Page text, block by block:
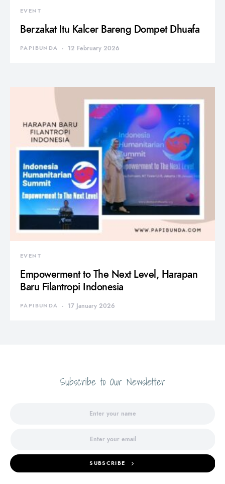
EVENT
Berzakat Itu Kalcer Bareng Dompet Dhuafa
PAPIBUNDA 12 February 2026
EVENT
Empowerment to The Next Level, Harapan
Baru Filantropi Indonesia
PAPIBUNDA 17 January 2026
Subscribe to Our Newsletter
SUBSCRIBE